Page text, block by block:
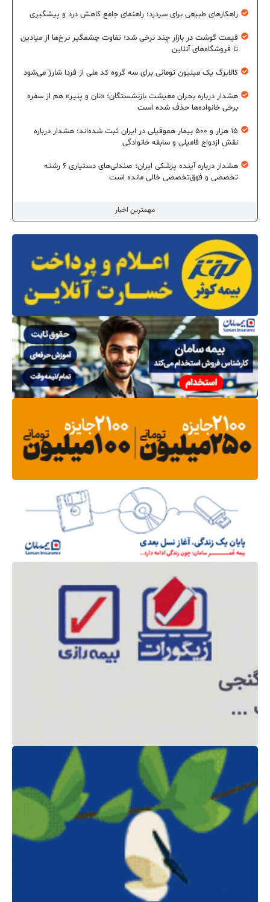
مهمترین اخبار
راهکارهای طبیعی برای سردرد؛ راهنمای جامع کاهش درد و پیشگیری
قیمت گوشت در بازار چند نرخی شد؛ تفاوت چشمگیر نرخ‌ها از میادین
تا فروشگاه‌های آنلاین
کالابرگ یک میلیون تومانی برای سه گروه کد ملی از فردا شارژ می‌شود
هشدار درباره بحران معیشت بازنشستگان؛ «نان و پنیر» هم از سفره
برخی خانواده‌ها حذف شده است
۱۵ هزار و ۵۰۰ بیمار هموفیلی در ایران ثبت شده‌اند؛ هشدار درباره
نقش ازدواج فامیلی و سابقه خانوادگی
هشدار درباره آینده پزشکی ایران؛ صندلی‌های دستیاری ۶ رشته
تخصصی و فوق‌تخصصی خالی مانده است